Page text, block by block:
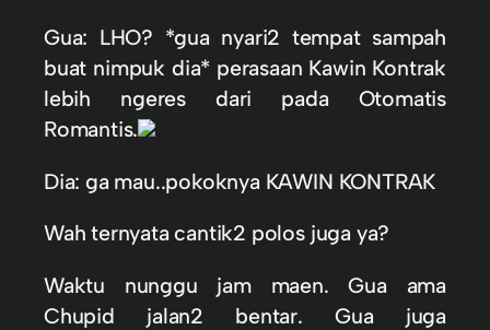
Gua: LHO? *gua nyari2 tempat sampah
buat nimpuk dia* perasaan Kawin Kontrak
lebih ngeres dari pada Otomatis
Romantis.
Dia: ga mau..pokoknya KAWIN KONTRAK
Wah ternyata cantik2 polos juga ya?
Waktu nunggu jam maen. Gua ama
Chupid jalan2 bentar. Gua juga